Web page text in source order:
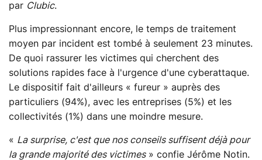
par Clubic.
Plus impressionnant encore, le temps de traitement
moyen par incident est tombé à seulement 23 minutes.
De quoi rassurer les victimes qui cherchent des
solutions rapides face à l'urgence d'une cyberattaque.
Le dispositif fait d'ailleurs « fureur » auprès des
particuliers (94%), avec les entreprises (5%) et les
collectivités (1%) dans une moindre mesure.
« La surprise, c'est que nos conseils suffisent déjà pour
la grande majorité des victimes» confie Jérôme Notin.